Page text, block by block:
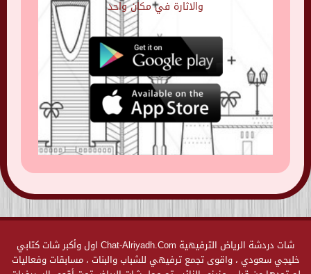
والاثارة في مكان واحد
شات دردشة الرياض الترفيهية Chat-Alriyadh.Com اول وأكبر شات كتابي
خليجي سعودي ، واقوى تجمع ترفيهي للشباب والبنات ، مسابقات وفعاليات